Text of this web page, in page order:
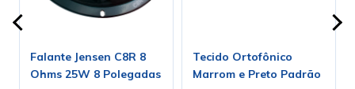
Falante Jensen C8R 8
Ohms 25W 8 Polegadas
Tecido Ortofônico
Marrom e Preto Padrão